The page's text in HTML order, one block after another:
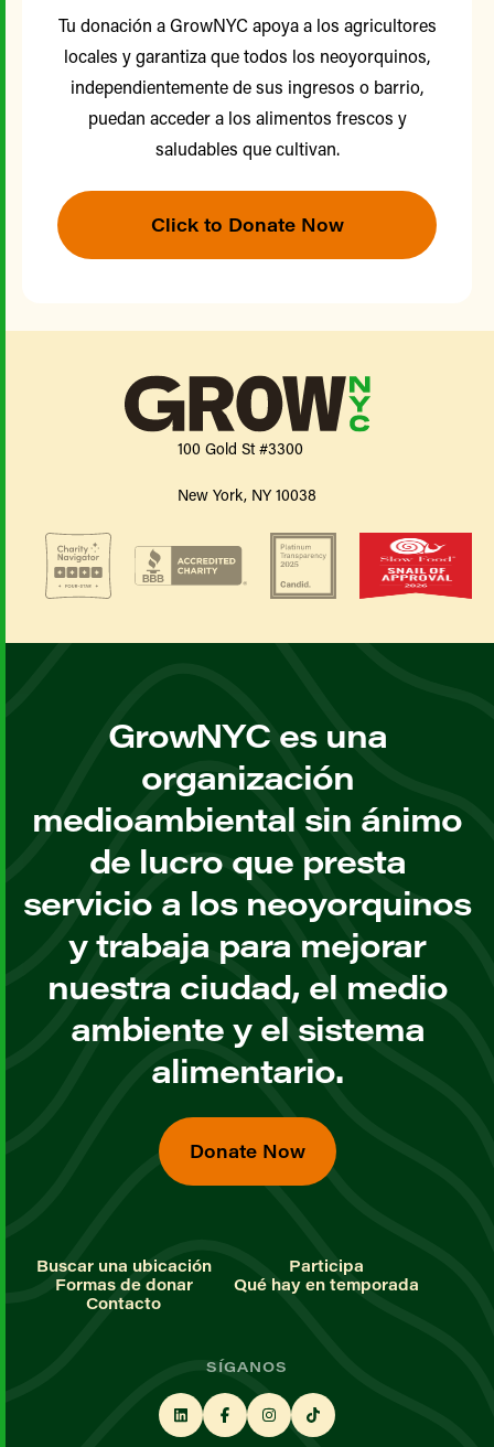
Tu donación a GrowNYC apoya a los agricultores
locales y garantiza que todos los neoyorquinos,
independientemente de sus ingresos o barrio,
puedan acceder a los alimentos frescos y
saludables que cultivan.
Click to Donate Now
100 Gold St #3300
New York, NY 10038
GrowNYC es una
organización
medioambiental sin ánimo
de lucro que presta
servicio a los neoyorquinos
y trabaja para mejorar
nuestra ciudad, el medio
ambiente y el sistema
alimentario.
Donate Now
Buscar una ubicación
Participa
Formas de donar
Qué hay en temporada
Contacto
SÍGANOS